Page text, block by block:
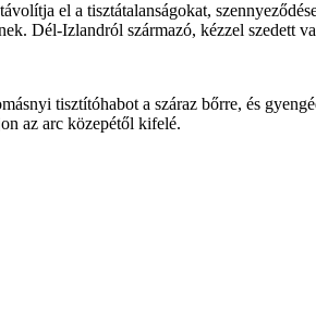
el a tisztátalanságokat,
Dél-Izlandról származó, kézzel szedett
tisztítóhabot a száraz bőrre, és
az arc közepétől kifelé.